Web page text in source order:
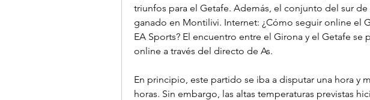
triunfos para el Getafe. Además, el conjunto del sur
ganado en Montilivi. Internet: ¿Cómo seguir online el
EA Sports? El encuentro entre el Girona y el Getafe se
online a través del directo de As.
En principio, este partido se iba a disputar una hora y
horas. Sin embargo, las altas temperaturas previstas